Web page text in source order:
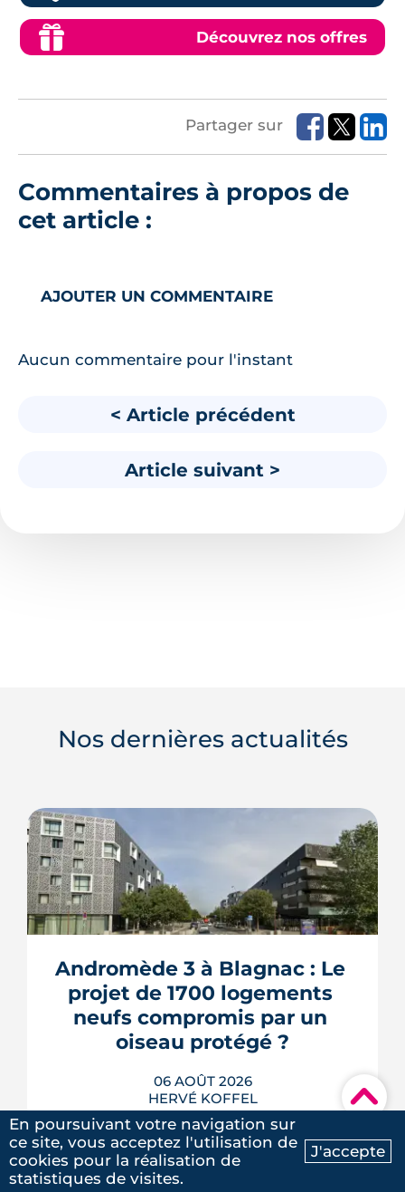
Ma recherche Contactez-nous
▾
Découvrez nos offres
Partager sur
Commentaires à propos de
cet article :
AJOUTER UN COMMENTAIRE
Aucun commentaire pour l'instant
< Article précédent
Article suivant >
Nos dernières actualités
Andromède 3 à Blagnac : Le
projet de 1700 logements
neufs compromis par un
oiseau protégé ?
06 AOÛT 2026
HERVÉ KOFFEL
En poursuivant votre navigation sur
ce site, vous acceptez l'utilisation de
cookies pour la réalisation de
statistiques de visites.
J'accepte